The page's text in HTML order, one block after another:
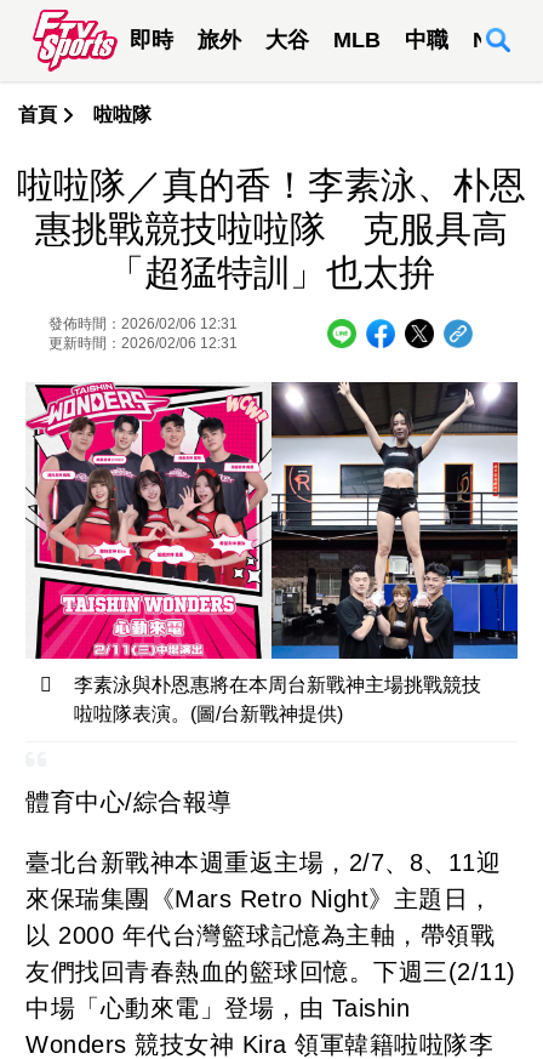
即時 旅外 大谷 MLB 中職 NBA
首頁 啦啦隊
啦啦隊／真的香！李素泳、朴恩
惠挑戰競技啦啦隊 克服具高
「超猛特訓」也太拚
發佈時間：2026/02/06 12:31
更新時間：2026/02/06 12:31
李素泳與朴恩惠將在本周台新戰神主場挑戰競技
啦啦隊表演。(圖/台新戰神提供)
體育中心/綜合報導
臺北台新戰神本週重返主場，2/7、8、11迎
來保瑞集團《Mars Retro Night》主題日，
以 2000 年代台灣籃球記憶為主軸，帶領戰
友們找回青春熱血的籃球回憶。下週三(2/11)
中場「心動來電」登場，由 Taishin
Wonders 競技女神 Kira 領軍韓籍啦啦隊李